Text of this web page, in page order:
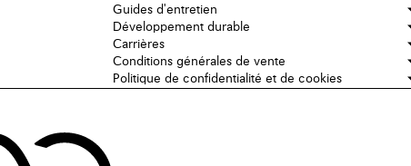
Guides d'entretien
Développement durable
Carrières
Conditions générales de vente
Politique de confidentialité et de cookies